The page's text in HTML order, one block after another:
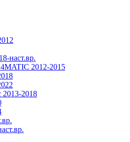
наст.вр.
2012-2015
2013-2018